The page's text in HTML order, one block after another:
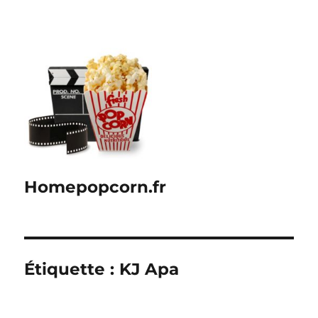
Homepopcorn.fr
Étiquette : KJ Apa